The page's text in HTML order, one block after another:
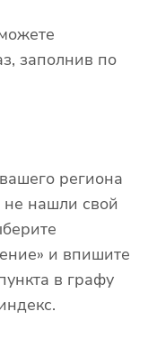
заполнив по
региона
не нашли свой
и впишите
в графу